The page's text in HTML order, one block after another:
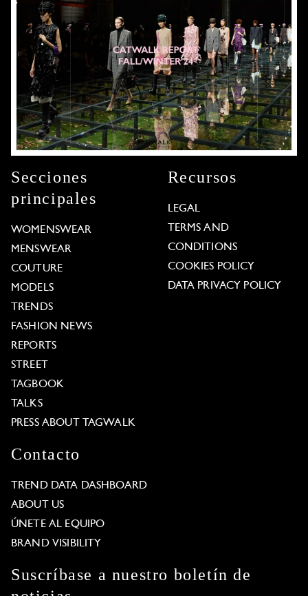
Secciones
principales
WOMENSWEAR
MENSWEAR
COUTURE
MODELS
TRENDS
FASHION NEWS
REPORTS
STREET
TAGBOOK
TALKS
PRESS ABOUT TAGWALK
Recursos
LEGAL
TERMS AND
CONDITIONS
COOKIES POLICY
DATA PRIVACY POLICY
Contacto
TREND DATA DASHBOARD
ABOUT US
ÚNETE AL EQUIPO
BRAND VISIBILITY
Suscríbase a nuestro boletín de